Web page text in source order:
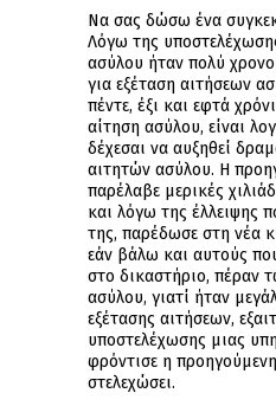
Να σας δώσω ένα
Λόγω της
ασύλου ήταν πολύ
για εξέταση αιτήσεων
πέντε, έξι και εφτά
αίτηση ασύλου, είναι
δέχεσαι να αυξηθεί
αιτητών ασύλου. Η
παρέλαβε μερικές
και λόγω της έλλειψης
της, παρέδωσε στη νέα
εάν βάλω και αυτούς
στο δικαστήριο, πέραν
ασύλου, γιατί ήταν
εξέτασης αιτήσεων,
υποστελέχωσης μιας
φρόντισε η
στελεχώσει.